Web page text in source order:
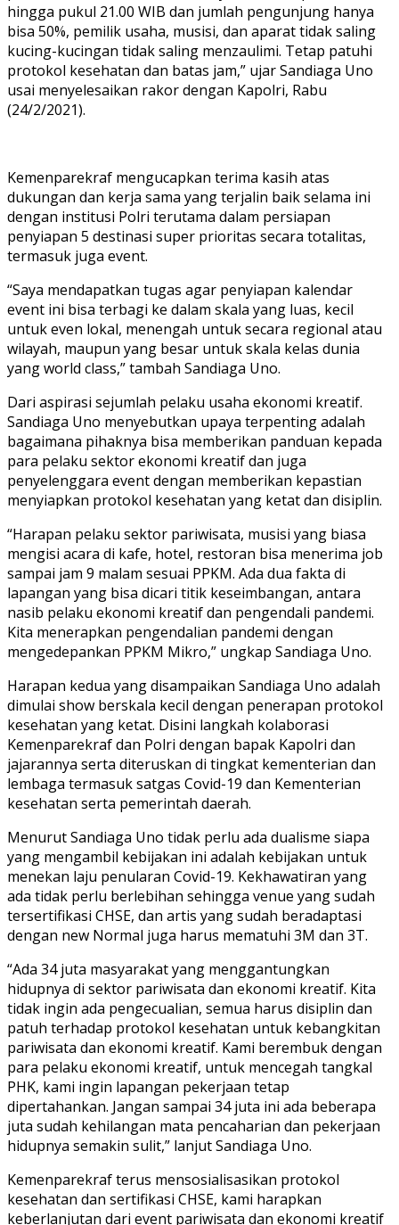
hingga pukul 21.00 WIB dan jumlah pengunjung hanya
bisa 50%, pemilik usaha, musisi, dan aparat tidak saling
kucing-kucingan tidak saling menzaulimi. Tetap patuhi
protokol kesehatan dan batas jam,” ujar Sandiaga Uno
usai menyelesaikan rakor dengan Kapolri, Rabu
(24/2/2021).
Kemenparekraf mengucapkan terima kasih atas
dukungan dan kerja sama yang terjalin baik selama ini
dengan institusi Polri terutama dalam persiapan
penyiapan 5 destinasi super prioritas secara totalitas,
termasuk juga event.
“Saya mendapatkan tugas agar penyiapan kalendar
event ini bisa terbagi ke dalam skala yang luas, kecil
untuk even lokal, menengah untuk secara regional atau
wilayah, maupun yang besar untuk skala kelas dunia
yang world class,” tambah Sandiaga Uno.
Dari aspirasi sejumlah pelaku usaha ekonomi kreatif.
Sandiaga Uno menyebutkan upaya terpenting adalah
bagaimana pihaknya bisa memberikan panduan kepada
para pelaku sektor ekonomi kreatif dan juga
penyelenggara event dengan memberikan kepastian
menyiapkan protokol kesehatan yang ketat dan disiplin.
“Harapan pelaku sektor pariwisata, musisi yang biasa
mengisi acara di kafe, hotel, restoran bisa menerima job
sampai jam 9 malam sesuai PPKM. Ada dua fakta di
lapangan yang bisa dicari titik keseimbangan, antara
nasib pelaku ekonomi kreatif dan pengendali pandemi.
Kita menerapkan pengendalian pandemi dengan
mengedepankan PPKM Mikro,” ungkap Sandiaga Uno.
Harapan kedua yang disampaikan Sandiaga Uno adalah
dimulai show berskala kecil dengan penerapan protokol
kesehatan yang ketat. Disini langkah kolaborasi
Kemenparekraf dan Polri dengan bapak Kapolri dan
jajarannya serta diteruskan di tingkat kementerian dan
lembaga termasuk satgas Covid-19 dan Kementerian
kesehatan serta pemerintah daerah.
Menurut Sandiaga Uno tidak perlu ada dualisme siapa
yang mengambil kebijakan ini adalah kebijakan untuk
menekan laju penularan Covid-19. Kekhawatiran yang
ada tidak perlu berlebihan sehingga venue yang sudah
tersertifikasi CHSE, dan artis yang sudah beradaptasi
dengan new Normal juga harus mematuhi 3M dan 3T.
“Ada 34 juta masyarakat yang menggantungkan
hidupnya di sektor pariwisata dan ekonomi kreatif. Kita
tidak ingin ada pengecualian, semua harus disiplin dan
patuh terhadap protokol kesehatan untuk kebangkitan
pariwisata dan ekonomi kreatif. Kami berembuk dengan
para pelaku ekonomi kreatif, untuk mencegah tangkal
PHK, kami ingin lapangan pekerjaan tetap
dipertahankan. Jangan sampai 34 juta ini ada beberapa
juta sudah kehilangan mata pencaharian dan pekerjaan
hidupnya semakin sulit,” lanjut Sandiaga Uno.
Kemenparekraf terus mensosialisasikan protokol
kesehatan dan sertifikasi CHSE, kami harapkan
keberlanjutan dari event pariwisata dan ekonomi kreatif